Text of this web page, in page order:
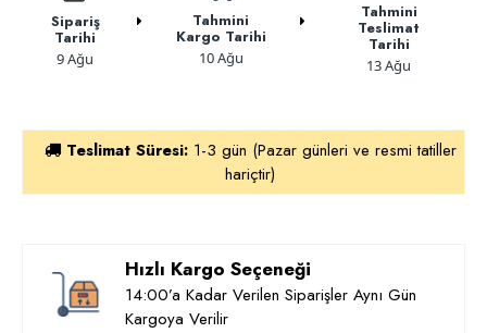
Sipariş
Tarihi
9 Ağu
Tahmini
Kargo Tarihi
10 Ağu
Tahmini
Teslimat
Tarihi
13 Ağu
Teslimat Süresi: 1-3 gün (Pazar günleri ve resmi tatiller
hariçtir)
Hızlı Kargo Seçeneği
14:00’a Kadar Verilen Siparişler Aynı Gün
Kargoya Verilir